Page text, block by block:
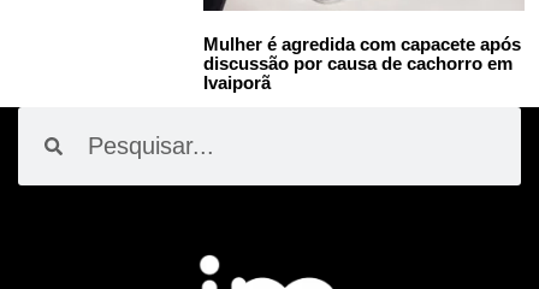
Mulher é agredida com capacete após
discussão por causa de cachorro em
Ivaiporã